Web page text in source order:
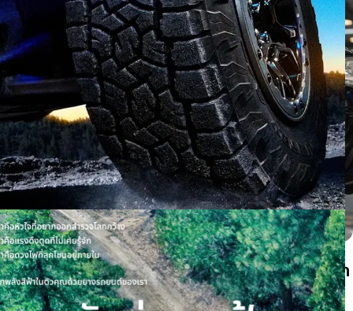
ยางรถยนต์มีเสียงหอนเกิดจากอะไร? แยกเสียงจาก
ยาง ล้อ และลูกปืนให้เป็น